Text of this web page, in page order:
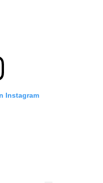
Instagram